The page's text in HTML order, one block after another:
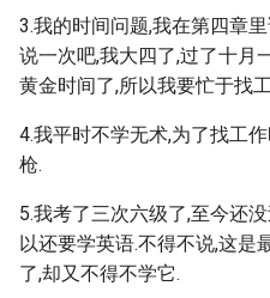
3.我的时间问题,我在第四章
说一次吧,我大四了,过了十月
黄金时间了,所以我要忙于找
4.我平时不学无术,为了找工
枪.
5.我考了三次六级了,至今还
以还要学英语.不得不说,这是
了,却又不得不学它.